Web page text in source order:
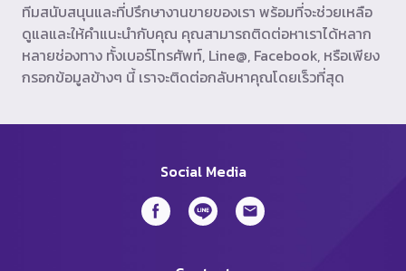
ทีมสนับสนุนและที่ปรึกษางานขายของเรา พร้อมที่จะช่วยเหลือ
ดูแลและให้คำแนะนำกับคุณ คุณสามารถติดต่อหาเราได้หลาก
หลายช่องทาง ทั้งเบอร์โทรศัพท์, Line@, Facebook, หรือเพียง
กรอกข้อมูลข้างๆ นี้ เราจะติดต่อกลับหาคุณโดยเร็วที่สุด
Social Media